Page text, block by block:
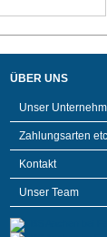
ÜBER UNS
Unser
Zahlungsarten
Kontakt
Unser Team